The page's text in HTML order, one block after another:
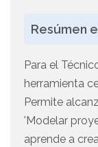
Resúmen
Para el
herramienta
Permite
'Modelar
aprende a